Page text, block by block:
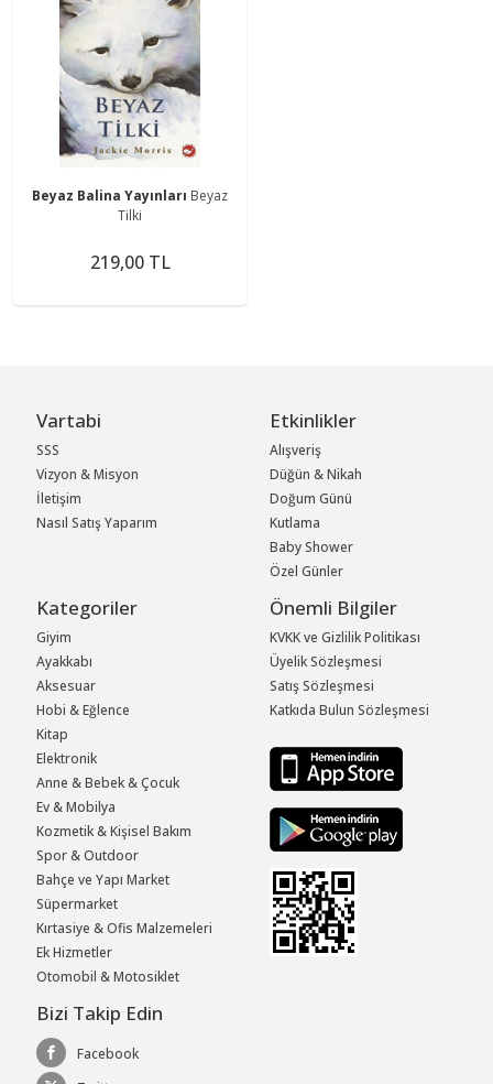
Beyaz Balina Yayınları Beyaz
Tilki
219,00 TL
Vartabi
SSS
Vizyon & Misyon
İletişim
Nasıl Satış Yaparım
Etkinlikler
Alışveriş
Düğün & Nikah
Doğum Günü
Kutlama
Baby Shower
Özel Günler
Kategoriler
Giyim
Ayakkabı
Aksesuar
Hobi & Eğlence
Kitap
Elektronik
Anne & Bebek & Çocuk
Ev & Mobilya
Kozmetik & Kişisel Bakım
Spor & Outdoor
Bahçe ve Yapı Market
Süpermarket
Kırtasiye & Ofis Malzemeleri
Ek Hizmetler
Otomobil & Motosiklet
Önemli Bilgiler
KVKK ve Gizlilik Politikası
Üyelik Sözleşmesi
Satış Sözleşmesi
Katkıda Bulun Sözleşmesi
Bizi Takip Edin
Facebook